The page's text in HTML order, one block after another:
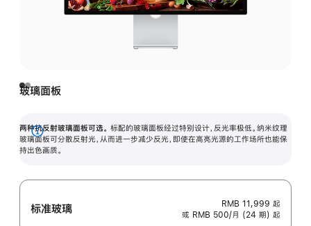
玻璃面板
两种抗反射玻璃面板可选。 标配的玻璃面板经过特别设计，反光率极低。纳米纹理
玻璃面板可分散反射光，从而进一步减少反光，即使在高亮光源的工作场所也能保
持出色画质。
展
开
标准玻璃 RMB 11,999 起
或 RMB 500/月 (24 期) 起